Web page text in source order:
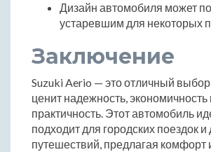
Дизайн автомобиля может
устаревшим для некоторых
Заключение
Suzuki Aerio — это отличный выбор
ценит надежность, экономичность
практичность. Этот автомобиль
подходит для городских поездок
путешествий, предлагая комфорт